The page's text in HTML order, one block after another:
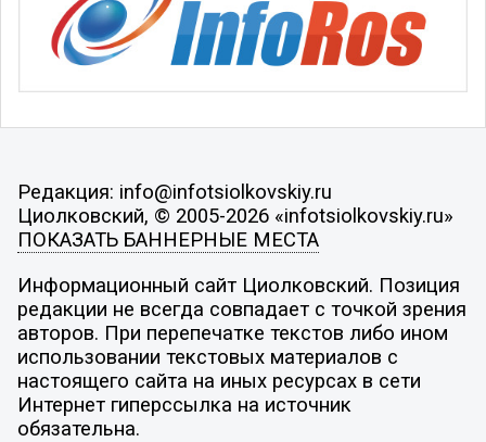
Редакция: info@infotsiolkovskiy.ru
Циолковский, © 2005-2026 «infotsiolkovskiy.ru»
ПОКАЗАТЬ БАННЕРНЫЕ МЕСТА
Информационный сайт Циолковский. Позиция
редакции не всегда совпадает с точкой зрения
авторов. При перепечатке текстов либо ином
использовании текстовых материалов с
настоящего сайта на иных ресурсах в сети
Интернет гиперссылка на источник
обязательна.